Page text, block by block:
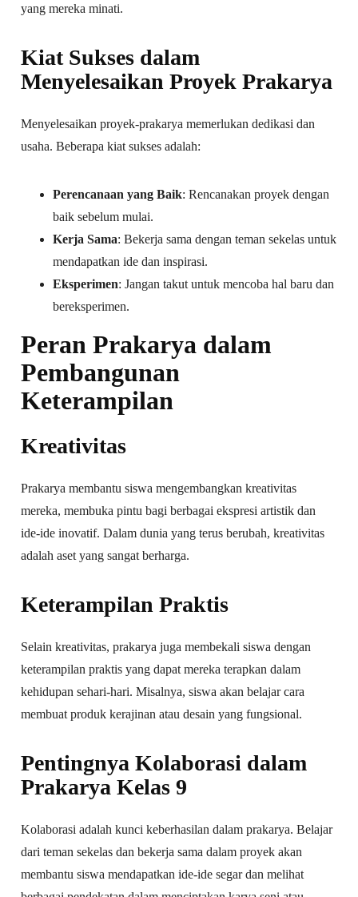
yang mereka minati.
Kiat Sukses dalam
Menyelesaikan Proyek Prakarya
Menyelesaikan proyek-prakarya memerlukan dedikasi dan
usaha. Beberapa kiat sukses adalah:
Perencanaan yang Baik: Rencanakan proyek dengan
baik sebelum mulai.
Kerja Sama: Bekerja sama dengan teman sekelas untuk
mendapatkan ide dan inspirasi.
Eksperimen: Jangan takut untuk mencoba hal baru dan
bereksperimen.
Peran Prakarya dalam
Pembangunan
Keterampilan
Kreativitas
Prakarya membantu siswa mengembangkan kreativitas
mereka, membuka pintu bagi berbagai ekspresi artistik dan
ide-ide inovatif. Dalam dunia yang terus berubah, kreativitas
adalah aset yang sangat berharga.
Keterampilan Praktis
Selain kreativitas, prakarya juga membekali siswa dengan
keterampilan praktis yang dapat mereka terapkan dalam
kehidupan sehari-hari. Misalnya, siswa akan belajar cara
membuat produk kerajinan atau desain yang fungsional.
Pentingnya Kolaborasi dalam
Prakarya Kelas 9
Kolaborasi adalah kunci keberhasilan dalam prakarya. Belajar
dari teman sekelas dan bekerja sama dalam proyek akan
membantu siswa mendapatkan ide-ide segar dan melihat